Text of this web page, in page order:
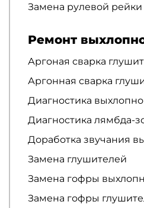
Замена рулевой рейки
Ремонт
Аргоная сварка
Аргонная сварка
Диагностика
Диагностика лямбда-
Доработка звучания
Замена глушителей
Замена гофры
Замена гофры